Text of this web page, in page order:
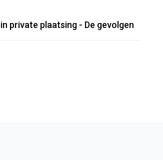
private plaatsing - De gevolgen